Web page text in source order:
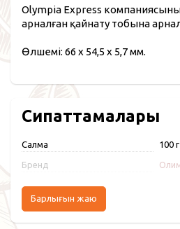
Olympia Express
арналған қайнату тобына
Өлшемі: 66 x 54,5 x 5,7 мм.
Сипаттамалары
Салмақ 100 г
Бренд
Барлығын жаю